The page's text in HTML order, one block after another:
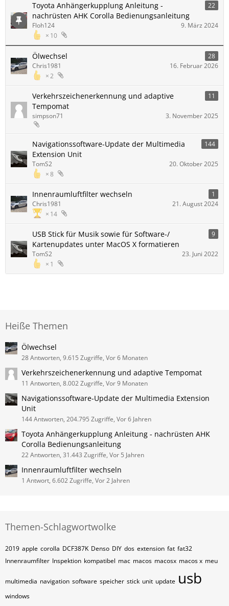
Toyota Anhängerkupplung Anleitung -
nachrüsten AHK Corolla Bedienungsanleitung
22
10
Floh124 9. März 2024
Ölwechsel 28
2
Chris1981 16. Februar 2026
Verkehrszeichenerkennung und adaptive
Tempomat
11
simpson71 3. November 2025
Navigationssoftware-Update der Multimedia
Extension Unit
144
8
TomS2 20. Oktober 2025
Innenraumluftfilter wechseln 1
14
Chris1981 21. August 2024
USB Stick für Musik sowie für Software-/
Kartenupdates unter MacOS X formatieren
9
1
TomS2 23. Juni 2022
Heiße Themen
Ölwechsel
28 Antworten, 9.615 Zugriffe, Vor 6 Monaten
Verkehrszeichenerkennung und adaptive Tempomat
11 Antworten, 8.002 Zugriffe, Vor 9 Monaten
Navigationssoftware-Update der Multimedia Extension
Unit
144 Antworten, 204.795 Zugriffe, Vor 6 Jahren
Toyota Anhängerkupplung Anleitung - nachrüsten AHK
Corolla Bedienungsanleitung
22 Antworten, 31.443 Zugriffe, Vor 5 Jahren
Innenraumluftfilter wechseln
1 Antwort, 6.602 Zugriffe, Vor 2 Jahren
Themen-Schlagwortwolke
2019 apple corolla DCF387K Denso DIY dos extension fat fat32
Innenraumfilter Inspektion kompatibel mac macos macosx macos x meu
multimedia navigation software speicher stick unit update usb
windows